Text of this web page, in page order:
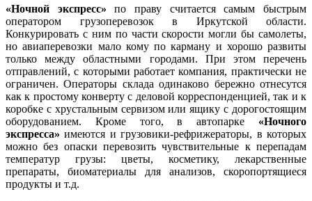
«Ночной экспресс» по праву считается самым быстрым
оператором грузоперевозок в Иркутской области.
Конкурировать с ним по части скорости могли бы самолеты,
но авиаперевозки мало кому по карману и хорошо развиты
только между областными городами. При этом перечень
отправлений, с которыми работает компания, практически не
ограничен. Операторы склада одинаково бережно отнесутся
как к простому конверту с деловой корреспонденцией, так и к
коробке с хрустальным сервизом или ящику с дорогостоящим
оборудованием. Кроме того, в автопарке «Ночного
экспресса» имеются и грузовики-рефрижераторы, в которых
можно без опаски перевозить чувствительные к перепадам
температур грузы: цветы, косметику, лекарственные
препараты, биоматериалы для анализов, скоропортящиеся
продукты и т.д.